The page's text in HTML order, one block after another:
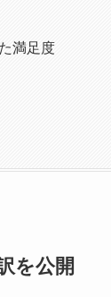
満足度
を公開